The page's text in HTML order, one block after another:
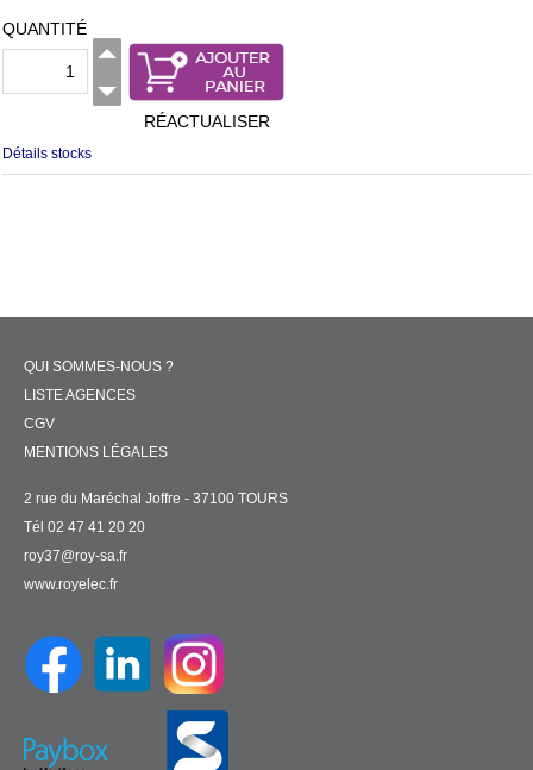
QUANTITÉ
RÉACTUALISER
Détails stocks
QUI SOMMES-NOUS ?
LISTE AGENCES
CGV
MENTIONS LÉGALES
2 rue du Maréchal Joffre - 37100 TOURS
Tél 02 47 41 20 20
roy37@roy-sa.fr
www.royelec.fr